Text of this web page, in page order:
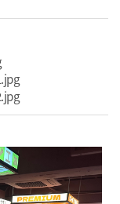
파일 다운로드
파일 다운로드
파일 다운로드